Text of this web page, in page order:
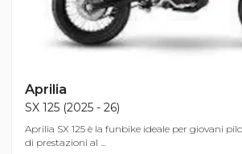
Aprilia
SX 125 (2025 - 26)
Aprilia SX 125 è la funbike ideale per giovani
di prestazioni al ...